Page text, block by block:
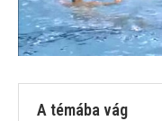
A témába vág